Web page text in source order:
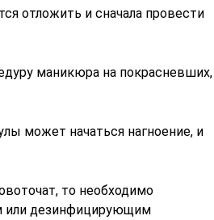
отложить и сначала провести
маникюра на покрасневших,
может начаться нагноение, и
то необходимо
или дезинфицирующим